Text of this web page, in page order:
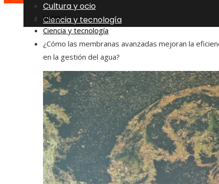
Cultura y ocio
Ciencia y tecnología
Inicio
Ciencia y tecnología
¿Cómo las membranas avanzadas mejoran la
en la gestión del agua?